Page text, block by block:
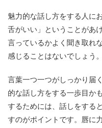
魅力的な話し方をする人に
舌がいい」ということがあ
言っているかよく聞き取れ
感じることはないでしょう。
言葉一つ一つがしっかり届
的な話し方をする一歩目か
するためには、話しをする
すのがポイントです。唇に